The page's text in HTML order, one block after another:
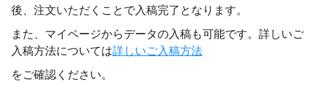
後、注文いただくことで入稿完了となります。
また、マイページからデータの入稿も可能です。詳しいご
入稿方法については詳しいご入稿方法
をご確認ください。